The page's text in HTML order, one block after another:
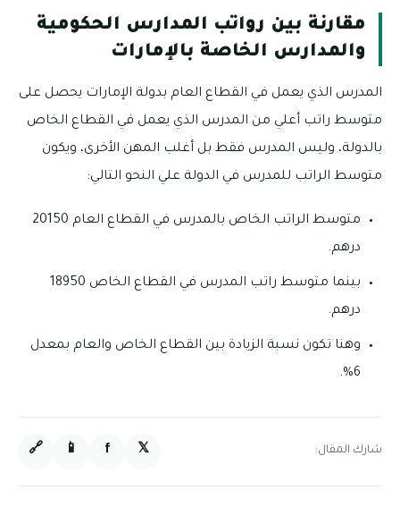
مقارنة بين رواتب المدارس الحكومية
والمدارس الخاصة بالإمارات
المدرس الذي يعمل في القطاع العام بدولة الإمارات يحصل على
متوسط راتب أعلي من المدرس الذي يعمل في القطاع الخاص
بالدولة، وليس المدرس فقط بل أغلب المهن الأخرى، ويكون
متوسط الراتب للمدرس في الدولة علي النحو التالي:
متوسط الراتب الخاص بالمدرس في القطاع العام 20150
درهم.
بينما متوسط راتب المدرس في القطاع الخاص 18950
درهم.
وهنا تكون نسبة الزيادة بين القطاع الخاص والعام بمعدل
6%.
شارك المقال: 𝕏
f
📱
🔗